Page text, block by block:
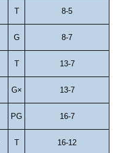
T 8-5
G 8-7
T 13-7
G× 13-7
PG 16-7
T 16-12